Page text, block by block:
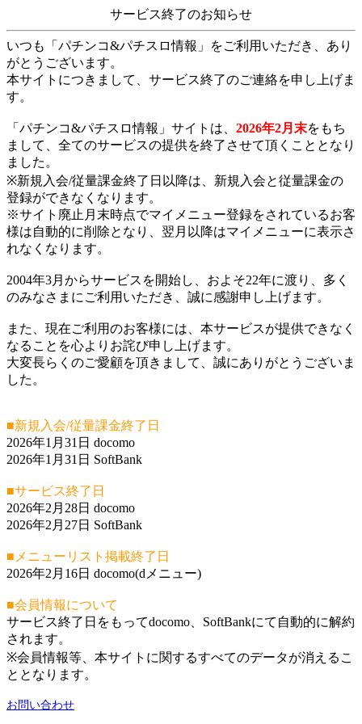
サービス終了のお知らせ
いつも「パチンコ&パチスロ情報」をご利用いただき、あり
がとうございます。
本サイトにつきまして、サービス終了のご連絡を申し上げま
す。
「パチンコ&パチスロ情報」サイトは、 2026年2月末をもち
まして、全てのサービスの提供を終了させて頂くこととなり
ました。
※新規入会/従量課金終了日以降は、新規入会と従量課金の
登録ができなくなります。
※サイト廃止月末時点でマイメニュー登録をされているお客
様は自動的に削除となり、翌月以降はマイメニューに表示さ
れなくなります。
2004年3月からサービスを開始し、およそ22年に渡り、多く
のみなさまにご利用いただき、誠に感謝申し上げます。
また、現在ご利用のお客様には、本サービスが提供できなく
なることを心よりお詫び申し上げます。
大変長らくのご愛顧を頂きまして、誠にありがとうございま
した。
■新規入会/従量課金終了日
2026年1月31日 docomo
2026年1月31日 SoftBank
■サービス終了日
2026年2月28日 docomo
2026年2月27日 SoftBank
■メニューリスト掲載終了日
2026年2月16日 docomo(dメニュー)
■会員情報について
サービス終了日をもってdocomo、SoftBankにて自動的に解約
されます。
※会員情報等、本サイトに関するすべてのデータが消えるこ
ととなります。
お問い合わせ